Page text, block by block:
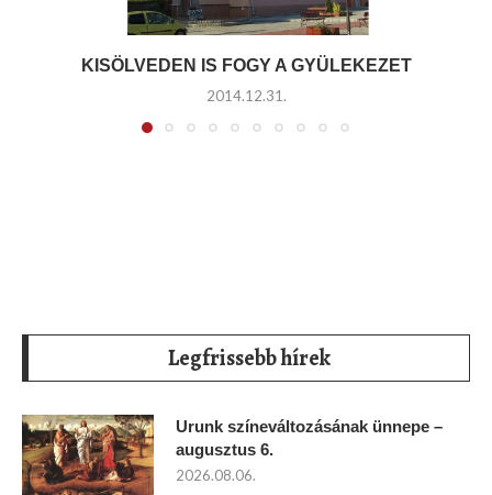
KISÖLVEDEN IS FOGY A GYÜLEKEZET
2014.12.31.
Legfrissebb hírek
Urunk színeváltozásának ünnepe –
augusztus 6.
2026.08.06.